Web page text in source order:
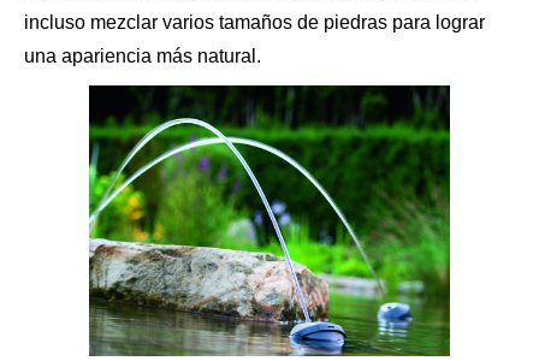
incluso mezclar varios tamaños de piedras para lograr
una apariencia más natural.